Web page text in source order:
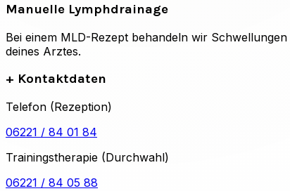
Manuelle Lymphdrainage
Bei einem MLD-Rezept behandeln wir
deines Arztes.
+ Kontaktdaten
Telefon (Rezeption)
06221 / 84 01 84
Trainingstherapie (Durchwahl)
06221 / 84 05 88